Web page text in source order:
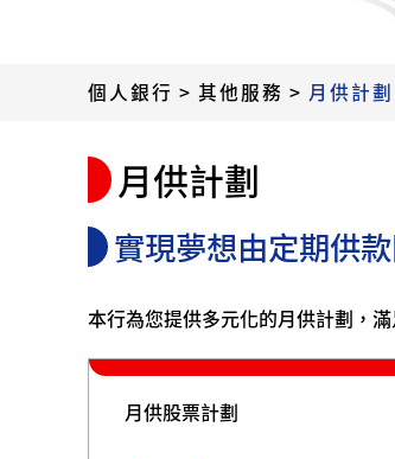
個人銀行 > 其他服務 > 月供計劃
月供計劃
實現夢想由定期供
本行為您提供多元化的月供計劃，滿
月供股票計劃